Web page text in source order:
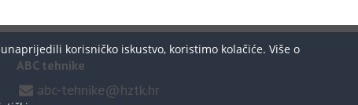
ABC tehnike
abc-tehnike@hztk.hr
korisničko iskustvo, koristimo kolačiće. Više o